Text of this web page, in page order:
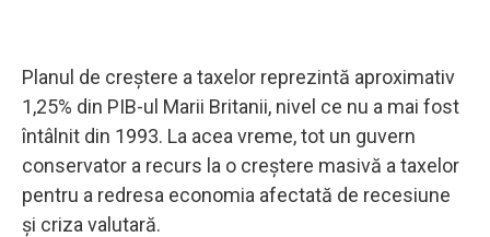
Planul de creștere a taxelor reprezintă aproximativ
1,25% din PIB-ul Marii Britanii, nivel ce nu a mai fost
întâlnit din 1993. La acea vreme, tot un guvern
conservator a recurs la o creștere masivă a taxelor
pentru a redresa economia afectată de recesiune
și criza valutară.